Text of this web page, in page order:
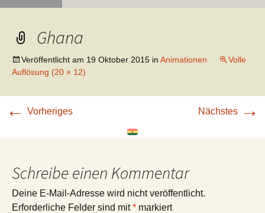
Ghana
Veröffentlicht am 19 Oktober 2015 in Animationen
Volle
Auflösung (20 × 12)
← Vorheriges Nächstes →
Schreibe einen Kommentar
Deine E-Mail-Adresse wird nicht veröffentlicht.
Erforderliche Felder sind mit* markiert